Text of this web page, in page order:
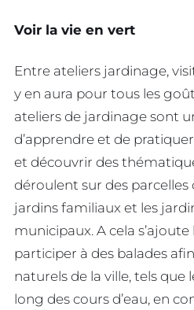
Voir la vie en vert
Entre ateliers jardinage,
y en aura pour tous les
ateliers de jardinage sont
d’apprendre et de
et découvrir des
déroulent sur des parcelles
jardins familiaux et les
municipaux. A cela
participer à des balades
naturels de la ville, tels que
long des cours d’eau, en